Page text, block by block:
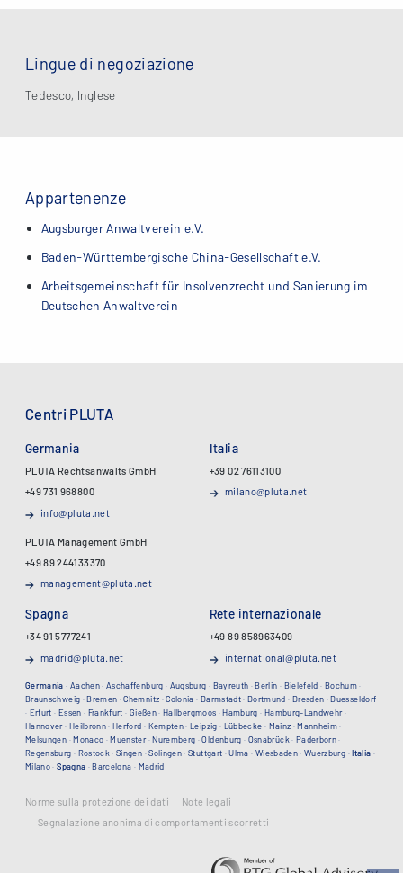
Lingue di negoziazione
Tedesco, Inglese
Appartenenze
Augsburger Anwaltverein e.V.
Baden-Württembergische China-Gesellschaft e.V.
Arbeitsgemeinschaft für Insolvenzrecht und Sanierung im
Deutschen Anwaltverein
Centri PLUTA
Germania
PLUTA Rechtsanwalts GmbH
+49 731 968800
info@pluta.net
PLUTA Management GmbH
+49 89 244133370
management@pluta.net
Italia
+39 02 76113100
milano@pluta.net
Spagna
+34 91 5777241
madrid@pluta.net
Rete internazionale
+49 89 858963409
international@pluta.net
Germania · Aachen·Aschaffenburg · Augsburg · Bayreuth ·Berlin · Bielefeld · Bochum·
Braunschweig ·Bremen ·Chemnitz ·Colonia · Darmstadt·Dortmund · Dresden ·Duesseldorf
· Erfurt · Essen · Frankfurt · Gießen·Hallbergmoos ·Hamburg · Hamburg-Landwehr·
Hannover· Heilbronn·Herford · Kempten·Leipzig · Lübbecke · Mainz ·Mannheim·
Melsungen ·Monaco ·Muenster·Nuremberg ·Oldenburg · Osnabrück · Paderborn·
Regensburg · Rostock ·Singen ·Solingen·Stuttgart ·Ulma · Wiesbaden·Wuerzburg ·Italia ·
Milano·Spagna ·Barcelona · Madrid
Norme sulla protezione dei dati
Note legali
Segnalazione anonima di comportamenti scorretti